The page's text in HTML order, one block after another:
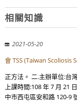
相關知識
2021-05-20
會 TSS (Taiwan Scoliosis
正方法。 二.主辦單位:台
上課時間:108 年 7 月 21
中市西屯區安和路 120-9